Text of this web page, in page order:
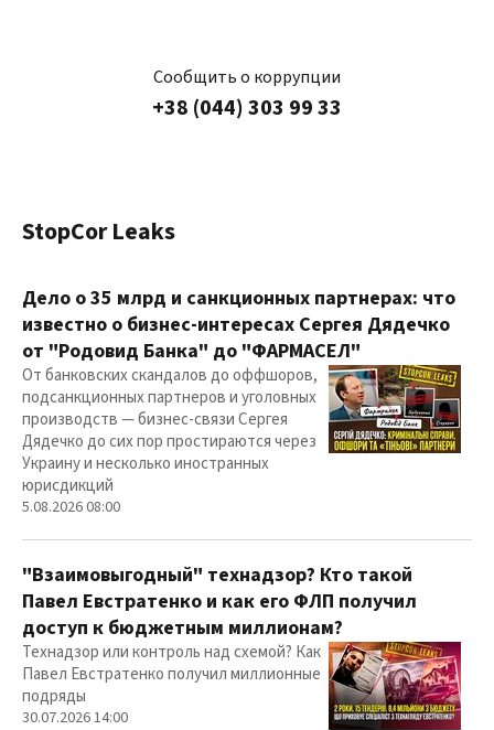
Сообщить о коррупции
+38 (044) 303 99 33
StopCor Leaks
Дело о 35 млрд и санкционных партнерах: что
известно о бизнес-интересах Сергея Дядечко
от "Родовид Банка" до "ФАРМАСЕЛ"
От банковских скандалов до оффшоров,
подсанкционных партнеров и уголовных
производств — бизнес-связи Сергея
Дядечко до сих пор простираются через
Украину и несколько иностранных
юрисдикций
5.08.2026 08:00
"Взаимовыгодный" технадзор? Кто такой
Павел Евстратенко и как его ФЛП получил
доступ к бюджетным миллионам?
Технадзор или контроль над схемой? Как
Павел Евстратенко получил миллионные
подряды
30.07.2026 14:00